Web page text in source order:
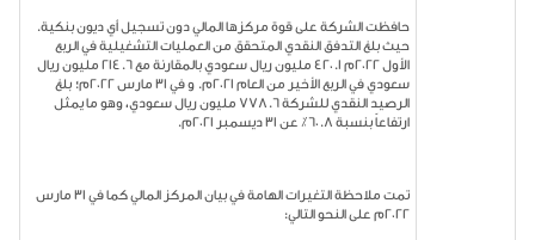
حافظت الشركة على قوة مركزها المالي دون تسجيل أي ديون بنكية.
حيث بلغ التدفق النقدي المتحقق من العمليات التشغيلية في الربع
الأول 2022م 420.1 مليون ريال سعودي بالمقارنة مع 214.6 مليون ريال
سعودي في الربع الأخير من العام 2021م. و في 31 مارس 2022م؛ بلغ
الرصيد النقدي للشركة 778.6 مليون ريال سعودي، وهو ما يمثل
ارتفاعاً بنسبة 60.8٪ عن 31 ديسمبر 2021م.
تمت ملاحظة التغيرات الهامة في بيان المركز المالي كما في 31 مارس
2022م على النحو التالي: